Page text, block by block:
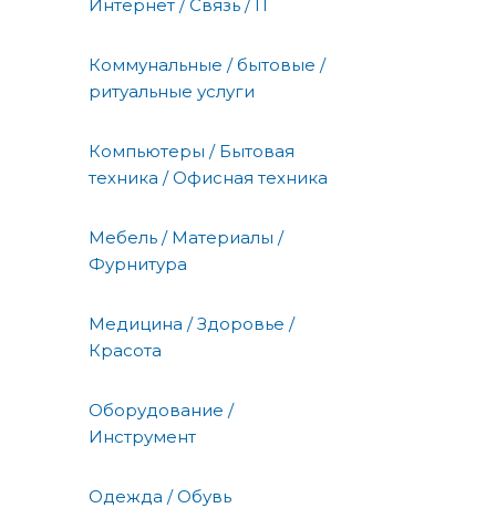
Интернет / Связь / IT
Коммунальные / бытовые /
ритуальные услуги
Компьютеры / Бытовая
техника / Офисная техника
Мебель / Материалы /
Фурнитура
Медицина / Здоровье /
Красота
Оборудование /
Инструмент
Одежда / Обувь